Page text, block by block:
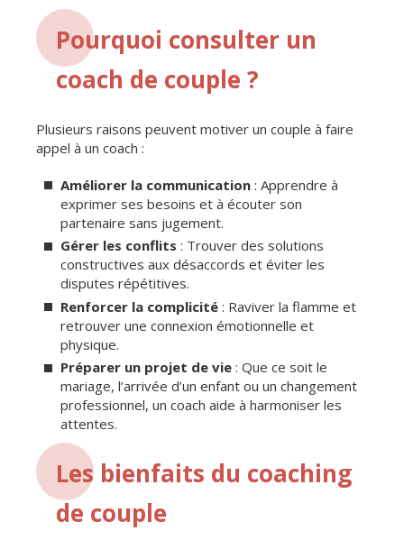
Pourquoi consulter un
coach de couple ?
Plusieurs raisons peuvent motiver un couple à faire
appel à un coach :
Améliorer la communication : Apprendre à
exprimer ses besoins et à écouter son
partenaire sans jugement.
Gérer les conflits : Trouver des solutions
constructives aux désaccords et éviter les
disputes répétitives.
Renforcer la complicité : Raviver la flamme et
retrouver une connexion émotionnelle et
physique.
Préparer un projet de vie : Que ce soit le
mariage, l’arrivée d’un enfant ou un changement
professionnel, un coach aide à harmoniser les
attentes.
Les bienfaits du coaching
de couple